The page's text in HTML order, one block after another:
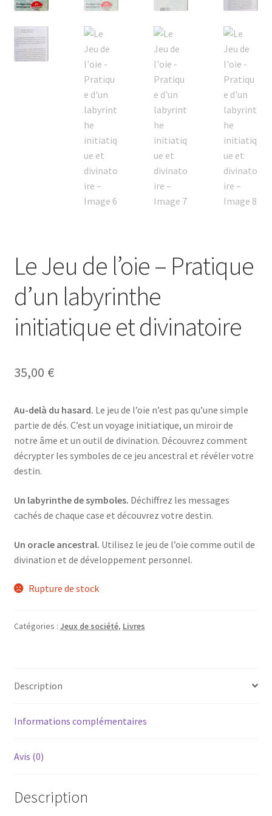
Le Jeu de l’oie – Pratique
d’un labyrinthe
initiatique et divinatoire
35,00 €
Au-delà du hasard. Le jeu de l’oie n’est pas qu’une simple
partie de dés. C’est un voyage initiatique, un miroir de
notre âme et un outil de divination. Découvrez comment
décrypter les symboles de ce jeu ancestral et révéler votre
destin.
Un labyrinthe de symboles. Déchiffrez les messages
cachés de chaque case et découvrez votre destin.
Un oracle ancestral. Utilisez le jeu de l’oie comme outil de
divination et de développement personnel.
Rupture de stock
Catégories : Jeux de société, Livres
Description
Informations complémentaires
Avis (0)
Description